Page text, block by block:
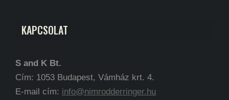
KAPCSOLAT
S and K Bt.
Cím: 1053 Budapest, Vámház krt. 4.
E-mail cím: info@nimrodderringer.hu